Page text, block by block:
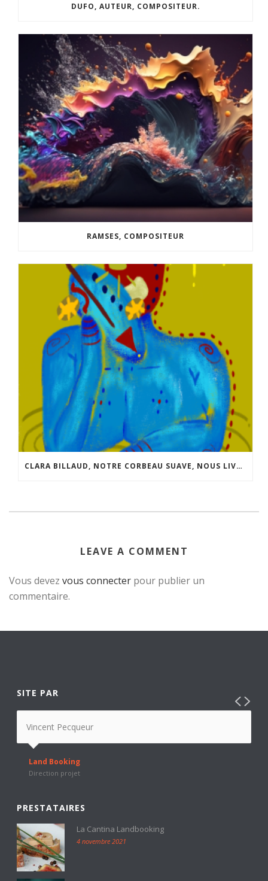
DUFO, AUTEUR, COMPOSITEUR.
RAMSES, COMPOSITEUR
CLARA BILLAUD, NOTRE CORBEAU SUAVE, NOUS LIVRE QUELQUES INFOS SUR SON NOUVEAU “JEU”.
LEAVE A COMMENT
Vous devez vous connecter pour publier un
commentaire.
SITE PAR
Vincent Pecqueur
Land Booking
Direction projet
PRESTATAIRES
La Cantina Landbooking
4 novembre 2021